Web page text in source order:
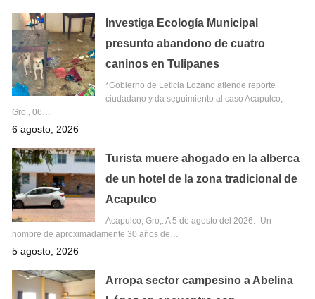
Investiga Ecología Municipal
presunto abandono de cuatro
caninos en Tulipanes
*Gobierno de Leticia Lozano atiende reporte
ciudadano y da seguimiento al caso Acapulco,
Gro., 06…
6 agosto, 2026
Turista muere ahogado en la alberca
de un hotel de la zona tradicional de
Acapulco
Acapulco; Gro,. A 5 de agosto del 2026.- Un
hombre de aproximadamente 30 años de…
5 agosto, 2026
Arropa sector campesino a Abelina